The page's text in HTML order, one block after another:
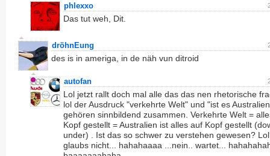
phlexxo
Das tut weh, Dit.
dröhnEung
des is in ameriga, in de näh vun ditroid
autofan
Lol jetzt rallt doch mal alle das das nen rhetorische
lol der Ausdruck "verkehrte Welt" und "ist es
gehören sinnbildend zusammen. Verkehrte Welt =
Kopf gestellt = Australien ist alles auf Kopf gestellt
under) . Ist das so schwer zu verstehen gewesen?
glaubs nicht... hahahaaaa ...nein.. wartet...